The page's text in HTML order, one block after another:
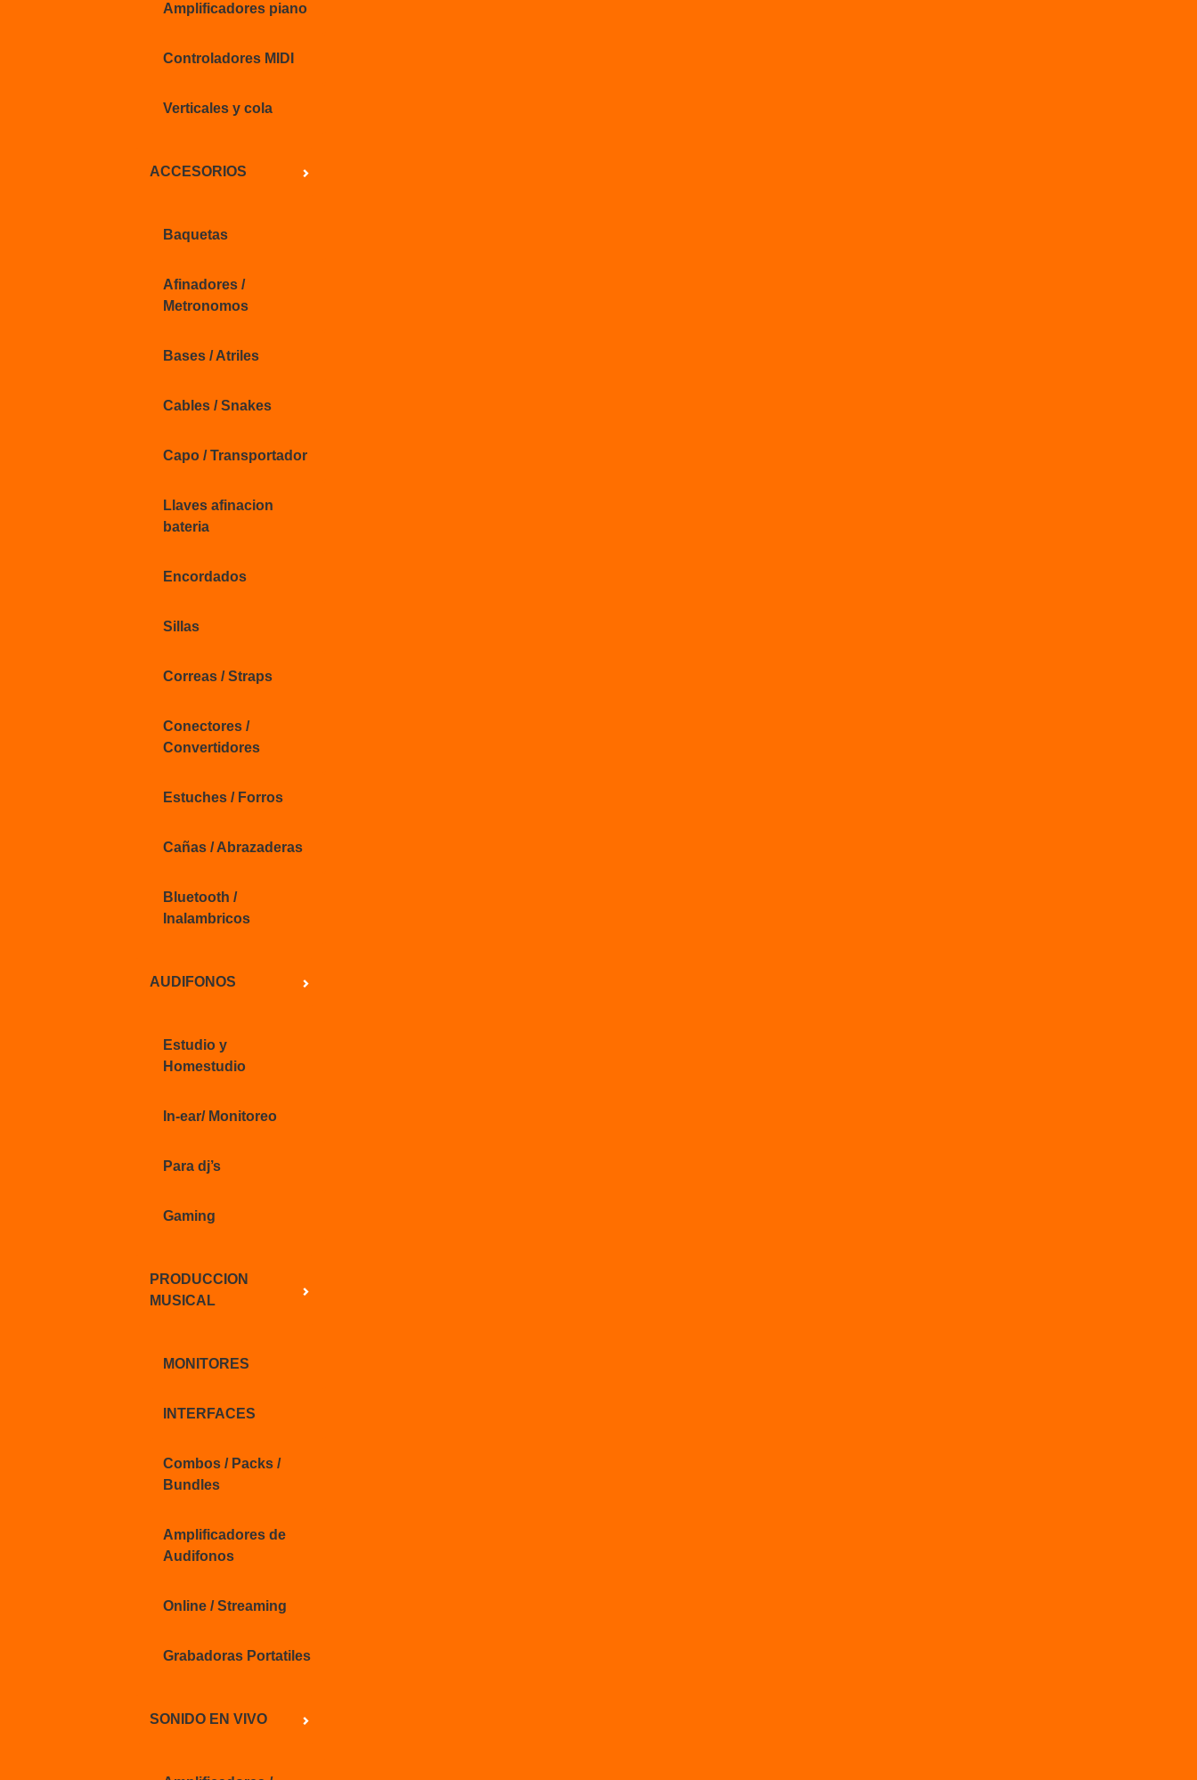
Amplificadores piano
Controladores MIDI
Verticales y cola
ACCESORIOS
Baquetas
Afinadores /
Metronomos
Bases / Atriles
Cables / Snakes
Capo / Transportador
Llaves afinacion
bateria
Encordados
Sillas
Correas / Straps
Conectores /
Convertidores
Estuches / Forros
Cañas / Abrazaderas
Bluetooth /
Inalambricos
AUDIFONOS
Estudio y
Homestudio
In-ear/ Monitoreo
Para dj’s
Gaming
PRODUCCION
MUSICAL
MONITORES
INTERFACES
Combos / Packs /
Bundles
Amplificadores de
Audifonos
Online / Streaming
Grabadoras Portatiles
SONIDO EN VIVO